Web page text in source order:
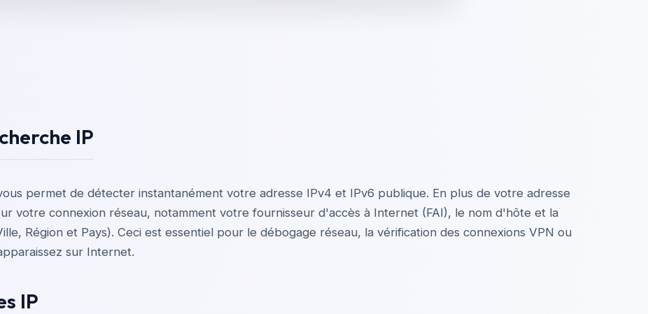
IP
permet de détecter instantanément votre adresse IPv4 et IPv6 publique. En plus de votre adresse
votre connexion réseau, notamment votre fournisseur d'accès à Internet (FAI), le nom d'hôte et la
Région et Pays). Ceci est essentiel pour le débogage réseau, la vérification des connexions VPN ou
sur Internet.
IP